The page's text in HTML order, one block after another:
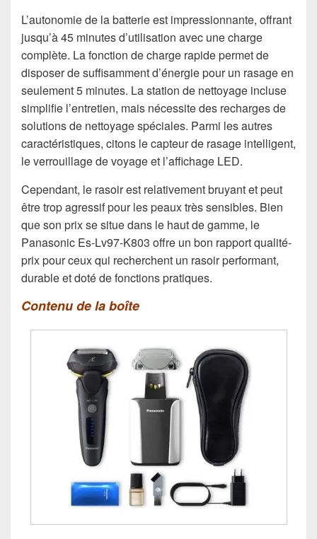
L’autonomie de la batterie est impressionnante, offrant
jusqu’à 45 minutes d’utilisation avec une charge
complète. La fonction de charge rapide permet de
disposer de suffisamment d’énergie pour un rasage en
seulement 5 minutes. La station de nettoyage incluse
simplifie l’entretien, mais nécessite des recharges de
solutions de nettoyage spéciales. Parmi les autres
caractéristiques, citons le capteur de rasage intelligent,
le verrouillage de voyage et l’affichage LED.
Cependant, le rasoir est relativement bruyant et peut
être trop agressif pour les peaux très sensibles. Bien
que son prix se situe dans le haut de gamme, le
Panasonic Es-Lv97-K803 offre un bon rapport qualité-
prix pour ceux qui recherchent un rasoir performant,
durable et doté de fonctions pratiques.
Contenu de la boîte